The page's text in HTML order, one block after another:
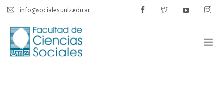
info@sociales.unlz.edu.ar